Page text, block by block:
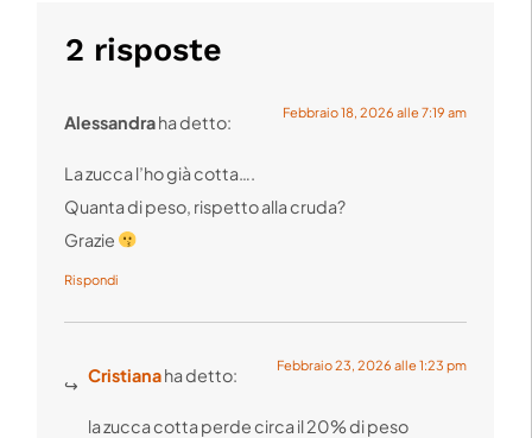
2 risposte
Alessandraha detto: Febbraio 18, 2026 alle 7:19 am
La zucca l’ho già cotta….
Quanta di peso, rispetto alla cruda?
Grazie
Rispondi
Cristianaha detto: Febbraio 23, 2026 alle 1:23 pm
la zucca cotta perde circa il 20% di peso